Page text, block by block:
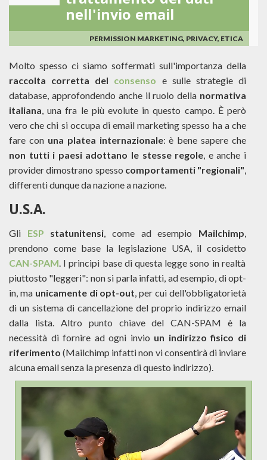
nell'invio email
PERMISSION MARKETING, PRIVACY, ETICA
Molto spesso ci siamo soffermati sull'importanza della
raccolta corretta del consenso e sulle strategie di
database, approfondendo anche il ruolo della normativa
italiana, una fra le più evolute in questo campo. È però
vero che chi si occupa di email marketing spesso ha a che
fare con una platea internazionale: è bene sapere che
non tutti i paesi adottano le stesse regole, e anche i
provider dimostrano spesso comportamenti "regionali",
differenti dunque da nazione a nazione.
U.S.A.
Gli ESP statunitensi, come ad esempio Mailchimp,
prendono come base la legislazione USA, il cosidetto
CAN-SPAM. I principi base di questa legge sono in realtà
piuttosto "leggeri": non si parla infatti, ad esempio, di opt-
in, maunicamente di opt-out, per cui dell'obbligatorietà
di un sistema di cancellazione del proprio indirizzo email
dalla lista. Altro punto chiave del CAN-SPAM è la
necessità di fornire ad ogni invio un indirizzo fisico di
riferimento (Mailchimp infatti non vi consentirà di inviare
alcuna email senza la presenza di questo indirizzo).